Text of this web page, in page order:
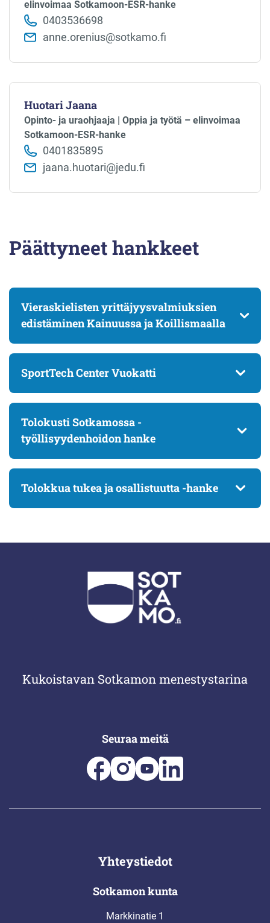
elinvoimaa Sotkamoon-ESR-hanke
0403536698
anne.orenius@sotkamo.fi
Huotari Jaana
Opinto- ja uraohjaaja | Oppia ja työtä – elinvoimaa
Sotkamoon-ESR-hanke
0401835895
jaana.huotari@jedu.fi
Päättyneet hankkeet
Vieraskielisten yrittäjyysvalmiuksien
edistäminen Kainuussa ja Koillismaalla
SportTech Center Vuokatti
Tolokusti Sotkamossa -
työllisyydenhoidon hanke
Tolokkua tukea ja osallistuutta -hanke
Kukoistavan Sotkamon menestystarina
Seuraa meitä
Yhteystiedot
Sotkamon kunta
Markkinatie 1